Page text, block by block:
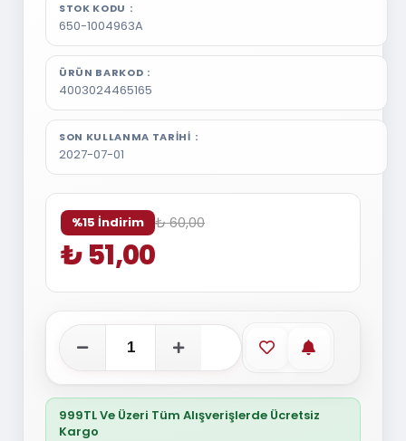
STOK KODU
650-1004963A
ÜRÜN BARKOD
4003024465165
SON KULLANMA TARIHI
2027-07-01
%15 İndirim ₺ 60,00
₺ 51,00
Favorilere ekle
Stoğa
999TL Ve Üzeri Tüm Alışverişlerde Ücretsiz
Kargo